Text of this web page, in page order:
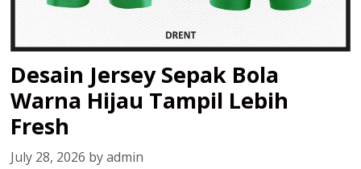
Desain Jersey Sepak Bola
Warna Hijau Tampil Lebih
Fresh
July 28, 2026 byadmin